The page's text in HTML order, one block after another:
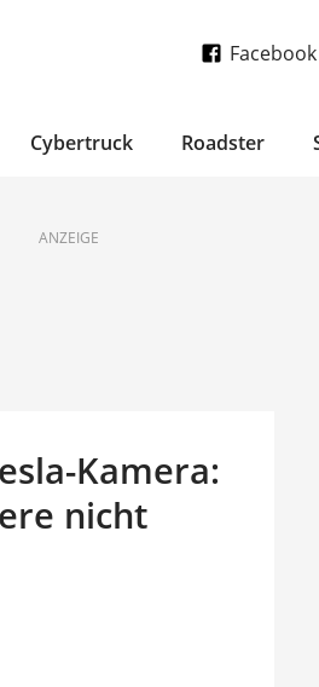
Facebook
Cybertruck Roadster
ANZEIGE
Kamera:
nicht